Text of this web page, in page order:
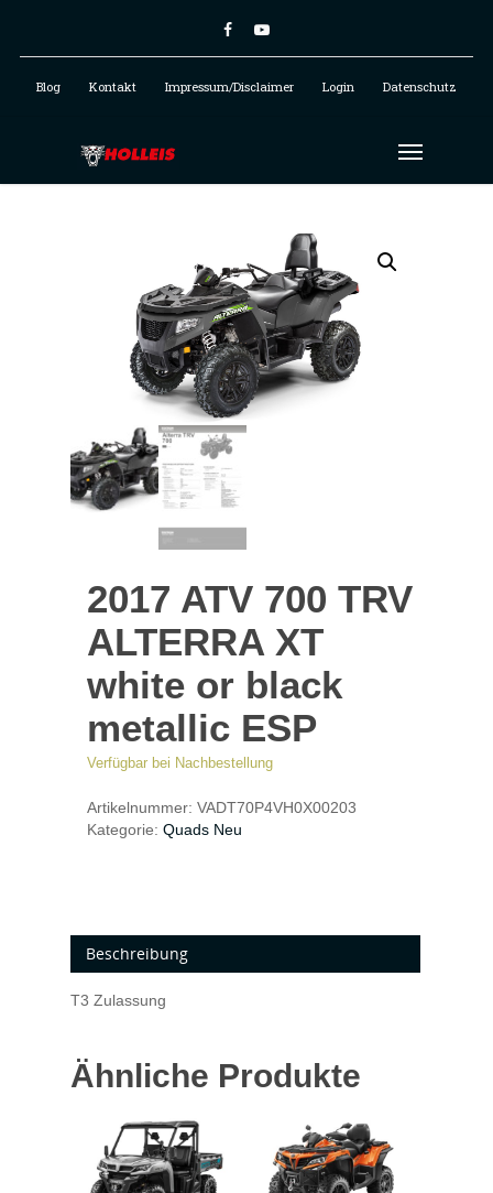
Blog Kontakt Impressum/Disclaimer Login Datenschutz
2017 ATV 700 TRV
ALTERRA XT
white or black
metallic ESP
Verfügbar bei Nachbestellung
Artikelnummer: VADT70P4VH0X00203
Kategorie: Quads Neu
Beschreibung
T3 Zulassung
Ähnliche Produkte